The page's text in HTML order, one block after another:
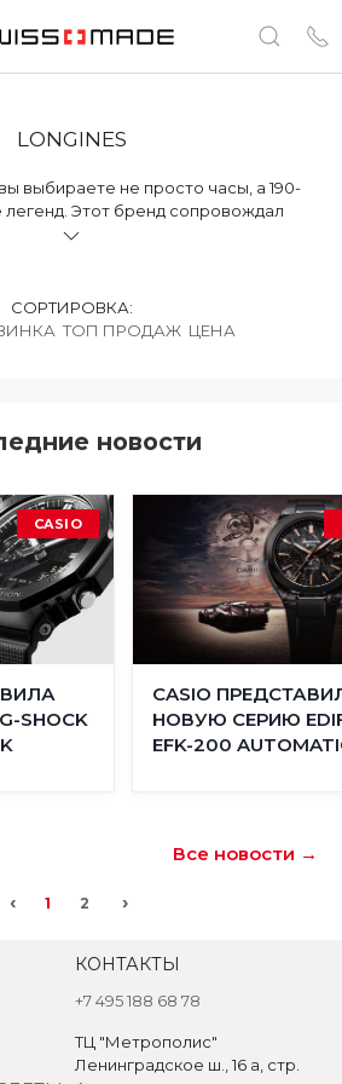
LONGINES
выбираете не просто часы, а 190-
легенд. Этот бренд сопровождал
в небе и чемпионов на скачках.
СОРТИРОВКА:
ТОП ПРОДАЖ ЦЕНА
новости
CASIO
SHOCK
CASIO
НОВУЮ СЕРИЮ
EFK-200
Все новости →
‹ 1 2 ›
КОНТАКТЫ
+7 495 188 68 78
ТЦ "Метрополис"
Ленинградское ш., 16 а, стр.